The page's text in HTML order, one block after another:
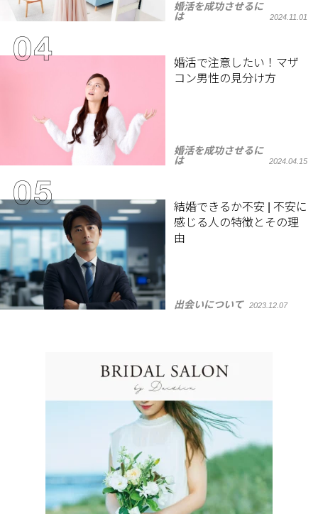
婚活を成功させるに
は
2024.11.01
婚活で注意したい！マザ
コン男性の見分け方
婚活を成功させるに
は
2024.04.15
結婚できるか不安 | 不安に
感じる人の特徴とその理
由
出会いについて 2023.12.07